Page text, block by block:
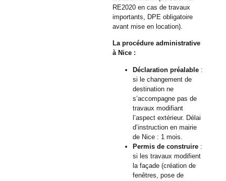
RE2020 en cas de travaux
importants, DPE obligatoire
avant mise en location).
La procédure administrative
à Nice :
Déclaration préalable :
si le changement de
destination ne
s’accompagne pas de
travaux modifiant
l’aspect extérieur. Délai
d’instruction en mairie
de Nice : 1 mois.
Permis de construire :
si les travaux modifient
la façade (création de
fenêtres, pose de